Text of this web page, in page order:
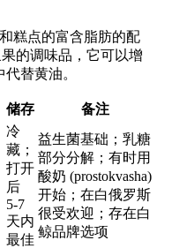
糕点的富含脂肪的配
的调味品，它可以增
替黄油。
储存 备注
冷
藏；
打开
后
5-7
天内
最佳
益生菌基础；乳糖
部分分解；有时用
酸奶 (prostokvasha)
开始；在白俄罗斯
很受欢迎；存在白
鲸品牌选项